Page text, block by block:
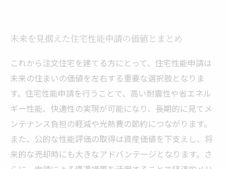
未来を見据えた住宅性能申請の価値とまとめ
これから注文住宅を建てる方にとって、住宅性能申請は
未来の住まいの価値を左右する重要な選択肢となりま
す。住宅性能申請を行うことで、高い耐震性や省エネル
ギー性能、快適性の実現が可能になり、長期的に見てメ
ンテナンス負担の軽減や光熱費の節約につながります。
また、公的な性能評価の取得は資産価値を下支えし、将
来的な売却時にも大きなアドバンテージとなります。さ